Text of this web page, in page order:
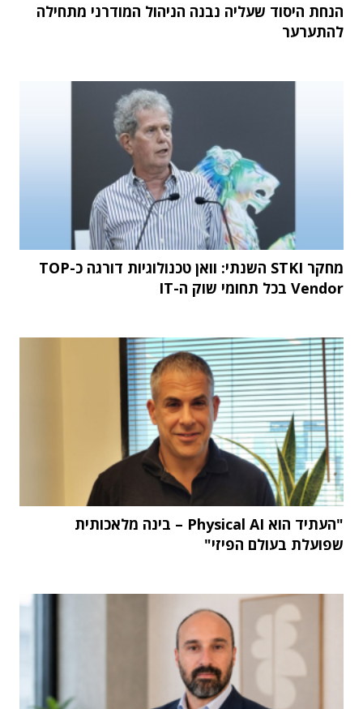
הנחת היסוד שעליה נבנה הניהול המודרני מתחילה
להתערער
מחקר STKI השנתי: וואן טכנולוגיות דורגה כ-TOP
Vendor בכל תחומי שוק ה-IT
"העתיד הוא Physical AI – בינה מלאכותית
שפועלת בעולם הפיזי"